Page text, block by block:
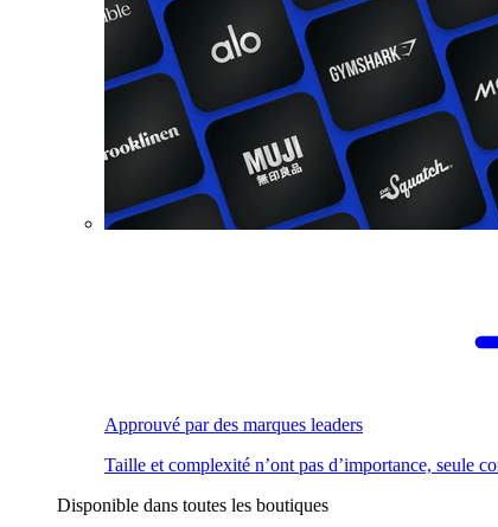
Approuvé par des marques leaders
Taille et complexité n’ont pas d’importance, seule
Disponible dans toutes les boutiques